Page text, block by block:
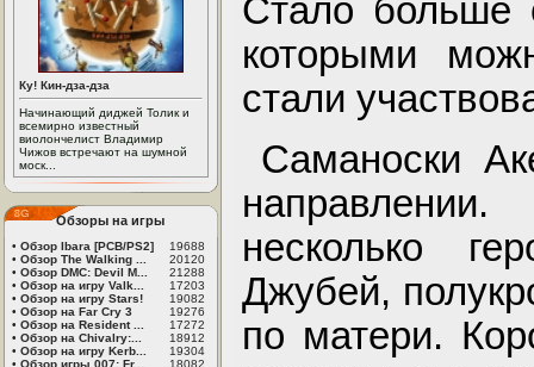
Ку! Кин-дза-дза
Начинающий диджей Толик и
всемирно известный
виолончелист Владимир
Чижов встречают на шумной
моск...
Обзоры на игры
• Обзор Ibara [PCB/PS2]
19688
• Обзор The Walking ...
20120
• Обзор DMC: Devil M...
21288
• Обзор на игру Valk...
17203
• Обзор на игру Stars!
19082
• Обзор на Far Cry 3
19276
• Обзор на Resident ...
17272
• Обзор на Chivalry:...
18912
• Обзор на игру Kerb...
19304
• Обзор игры 007: Fr... 18082
Стало больше
которыми
стали
Саманоски
несколько
Джубей,
по матери.